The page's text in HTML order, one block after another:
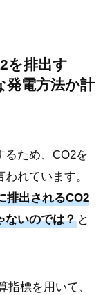
を排出す
発電方法か計
るため、CO2を
れています。
排出されるCO2
ないのでは？と
標を用いて、